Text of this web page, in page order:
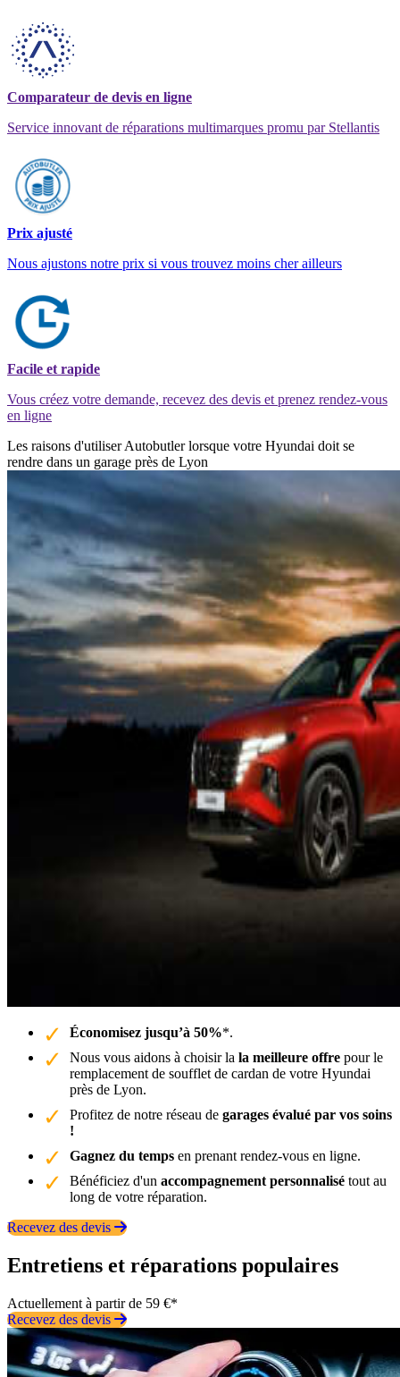
Comparateur de devis en ligne
Service innovant de réparations multimarques promu par Stellantis
Prix ajusté
Nous ajustons notre prix si vous trouvez moins cher ailleurs
Facile et rapide
Vous créez votre demande, recevez des devis et prenez rendez-vous
en ligne
Les raisons d'utiliser Autobutler lorsque votre Hyundai doit se
rendre dans un garage près de Lyon
Économisez jusqu’à 50%*.
Nous vous aidons à choisir la la meilleure offre pour le
remplacement de soufflet de cardan de votre Hyundai
près de Lyon.
Profitez de notre réseau de garages évalué par vos soins
!
Gagnez du temps en prenant rendez-vous en ligne.
Bénéficiez d'un accompagnement personnalisé tout au
long de votre réparation.
Recevez des devis
Entretiens et réparations populaires
Actuellement à partir de 59 €*
Recevez des devis